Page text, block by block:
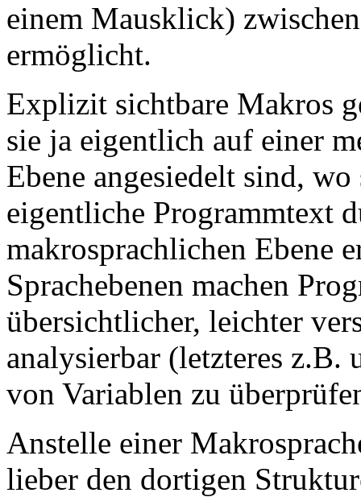
einem Mausklick)
ermöglicht.
Explizit sichtbare Makros
sie ja eigentlich auf einer
Ebene angesiedelt sind,
eigentliche Programmtext
makrosprachlichen Ebene
Sprachebenen machen
übersichtlicher, leichter
analysierbar (letzteres
von Variablen zu
Anstelle einer
lieber den dortigen